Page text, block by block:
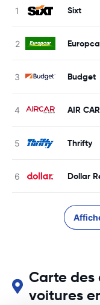
Sixt
Budget
AIR CAR
Thrifty
Dollar
Carte des
voitures